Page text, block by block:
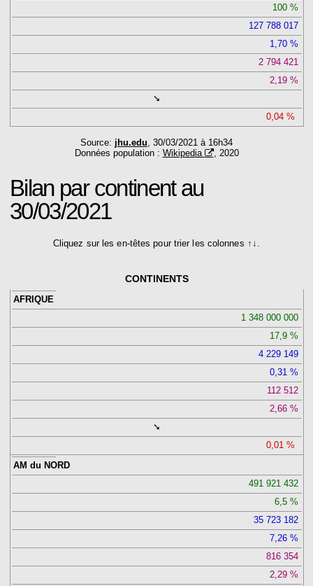
100
127 788 017
1,70
2 794 421
2,19
➘
0,04
Source: jhu.edu, 30/03/2021 à 16h34
Données population : Wikipedia , 2020
Bilan par continent au
30/03/2021
Cliquez sur les en-têtes pour trier les colonnes ↑↓.
CONTINENTS
AFRIQUE
1 348 000 000
17,9
4 229 149
0,31
112 512
2,66
➘
0,01
AM du NORD
491 921 432
6,5
35 723 182
7,26
816 354
2,29